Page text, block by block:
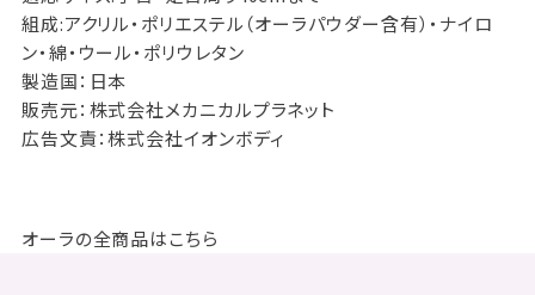
組成:アクリル・ポリエステル（オーラパウダー含有）・ナイロ
ン・綿・ウール・ポリウレタン
製造国：日本
販売元：株式会社メカニカルプラネット
広告文責：株式会社イオンボディ
オーラの全商品はこちら